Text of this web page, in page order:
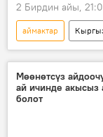
2 Бирдин айы,
аймактар
февраль
Мөөнөтсүз
ай ичинде акысыз
болот